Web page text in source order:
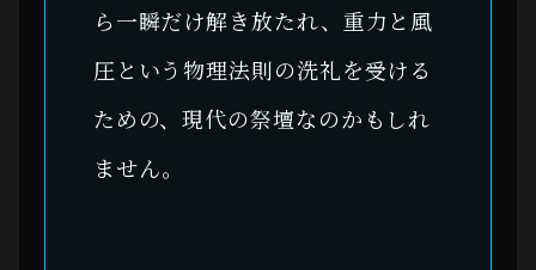
ら一瞬だけ解き放たれ、重力と風
圧という物理法則の洗礼を受ける
ための、現代の祭壇なのかもしれ
ません。